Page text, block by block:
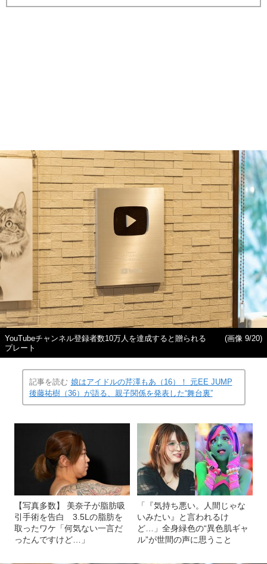
YouTubeチャンネル登録者数10万人を達成すると贈られる
プレート
(画像 9/20)
記事を読む 娘はアイドルの芹澤もあ（16）！ 元EE JUMP
後藤祐樹（36）が語る、親子関係を発表した“舞台裏”
【写真多数】 美奈子が脂肪吸
引手術を告白 3.5Lの脂肪を
取ったワケ「何気ない一言だ
ったんですけど…」
「『気持ち悪い。人間じゃな
いみたい』と言われるけ
ど…」全身緑色の“異色肌ギャ
ル”が世間の声に思うこと